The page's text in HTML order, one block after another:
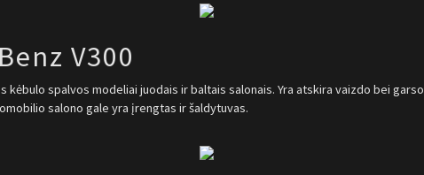
V300
kėbulo spalvos modeliai juodais ir baltais salonais. Yra atskira vaizdo bei garso
salono gale yra įrengtas ir šaldytuvas.